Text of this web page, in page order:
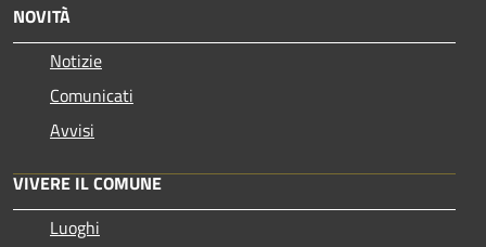
NOVITÀ
Notizie
Comunicati
Avvisi
VIVERE IL COMUNE
Luoghi